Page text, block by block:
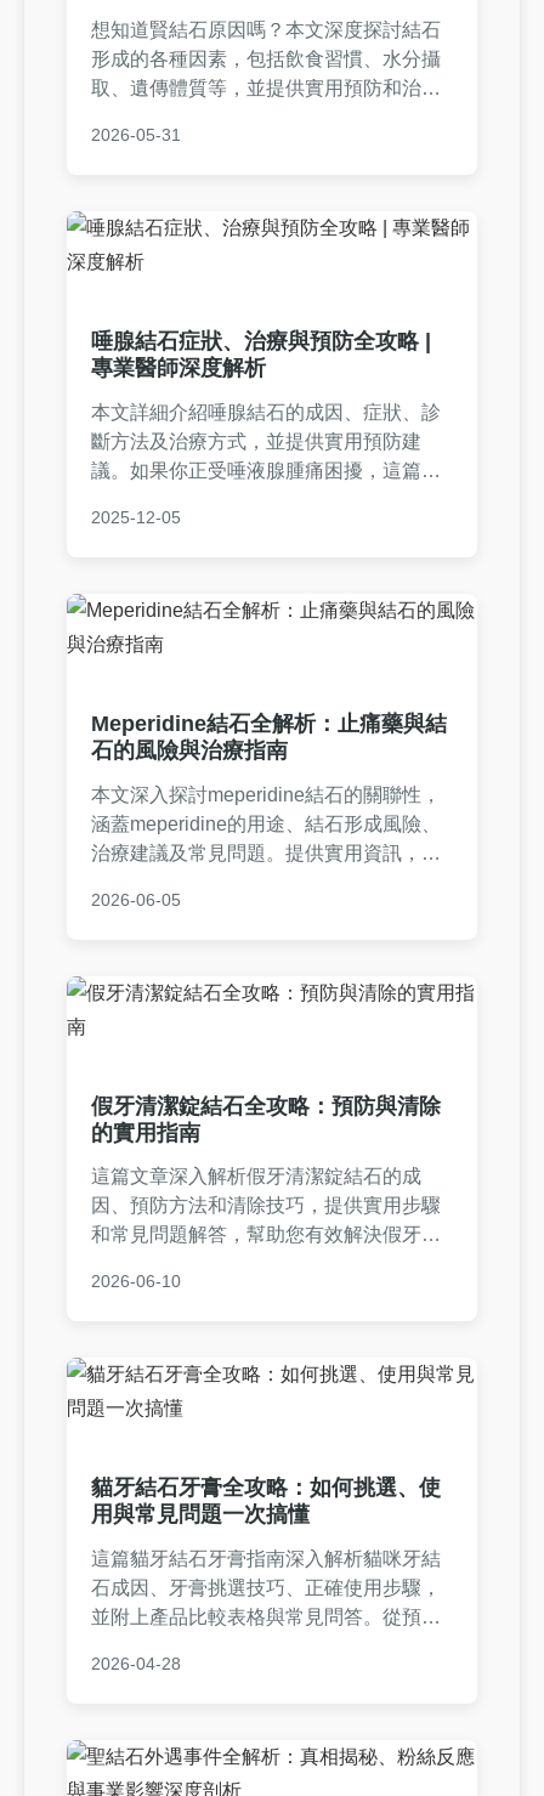
想知道賢結石原因嗎？本文深度探討結石
形成的各種因素，包括飲食習慣、水分攝
取、遺傳體質等，並提供實用預防和治療
痛苦，這篇指南都能給你完整答案，幫助
2026-05-31
唾腺結石症狀、治療與預防全攻略 |
專業醫師深度解析
本文詳細介紹唾腺結石的成因、症狀、診
斷方法及治療方式，並提供實用預防建
議。如果你正受唾液腺腫痛困擾，這篇指
療的優缺點、日常保健技巧，以及常見問
2025-12-05
Meperidine結石全解析：止痛藥與結
石的風險與治療指南
本文深入探討meperidine結石的關聯性，
涵蓋meperidine的用途、結石形成風險、
治療建議及常見問題。提供實用資訊，幫
出明智決策。內容基於醫學知識，適合有
2026-06-05
假牙清潔錠結石全攻略：預防與清除
的實用指南
這篇文章深入解析假牙清潔錠結石的成
因、預防方法和清除技巧，提供實用步驟
和常見問題解答，幫助您有效解決假牙護
蓋假牙清潔錠結石的各種疑難雜症，讓您
2026-06-10
貓牙結石牙膏全攻略：如何挑選、使
用與常見問題一次搞懂
這篇貓牙結石牙膏指南深入解析貓咪牙結
石成因、牙膏挑選技巧、正確使用步驟，
並附上產品比較表格與常見問答。從預防
守護愛貓口腔健康，避免牙周病問題。
2026-04-28